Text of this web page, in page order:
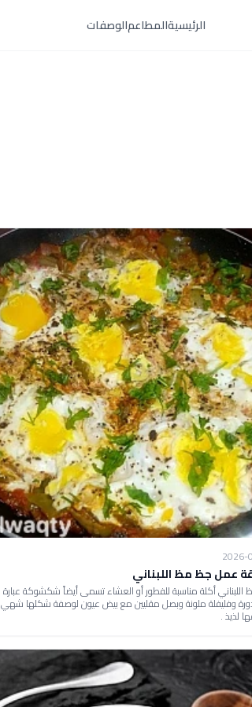
الرئيسيةالمطاعمالوصفات
2026-
عمل جظ مظ اللبناني
أكلة مناسبة للفطور أو العشاء تسمى أيضاً شكشوكة عبارة
وفليفلة ملونة وبصل مقليين مع بيض عيون لوصفة شكلها شهي
لذيذ .